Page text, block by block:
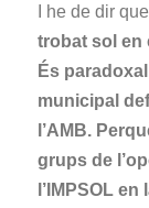
I he de dir
trobat sol en
És
municipal
l’AMB.
grups de
l’IMPSOL